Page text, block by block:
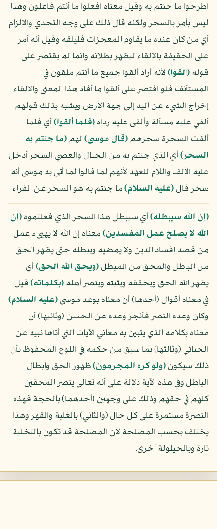
اطرحوا ما جئتم به وقيل معناه افعلوا ما أنتم فاعلون وهذا
ليس بأمر بالسحر ولكنه قال ذلك على وجه التحدي والإلزام
أي من كان عنده ما يقاوم المعجزات فليلقه وقيل أنه أمر
على الحقيقة بالإلقاء ليظهر بطلانه وإنما لم يقتصر على
قوله﴿ألقوا﴾لأنه أراد ألقوا جميع ما أنتم ملقون في
المستأنف فلو اقتصر على ألقوا ما أفاد هذا المعنى والإلقاء
إخراج الشيء عن اليد إلى جهة الأرض ويشبه بذلك قولهم
ألقي عليه مسألة وألقى عليه رداه﴿فلما ألقوا﴾أي فلما
ألقت السحرة سحرهم﴿قال موسى﴾لهم﴿ما جئتم به
السحر﴾أي الذي جئتم به من الحبال والعصي السحر أدخل
عليه الألف واللام للعهد لأنهم لما قالوا لما أتى به موسى أنه
سحر قال(عليه السلام)ما جئتم به هو السحر عن الفراء
﴿إن الله سيبطله﴾أي سيبطل هذا السحر الذي فعلتموه﴿إن
الله لا يصلح عمل المفسدين﴾معناه إن الله لا يهيىء عمل
من قصد إفساد الدين ولا يمضيه ويبطله حتى يظهر الحق
من الباطل والمحق من المبطل﴿ويحق الله الحق﴾أي
يظهر الله الحق ويحققه ويثبته وينصر أهله﴿بكلماته﴾قيل
في معناه أقوال (أحدها) أن معناه بوعد موسى(عليه السلام)
وكان وعده النصر فأنجز وعده عن الحسن (وثانيها) أن
معناه بكلامه الذي يتبين به معاني الآيات التي أتاها نبيه عن
الجبائي (وثالثها) بما سبق من حكمه في اللوح المحفوظ بأن
ذلك سيكون﴿ولو كره المجرمون﴾ظهور الحق وإبطال
الباطل وفي هذه الآية دلالة على أنه تعالى ينصر المحقين
كلهم في حقهم وذلك على وجهين (أحدهما) بالحجة فهذه
النصرة مستمرة على كل حال (والثاني) بالغلبة والقهر وهذا
يختلف بحسب المصلحة لأن المصلحة قد تكون بالتخلية
تارة وبالحيلولة أخرى.